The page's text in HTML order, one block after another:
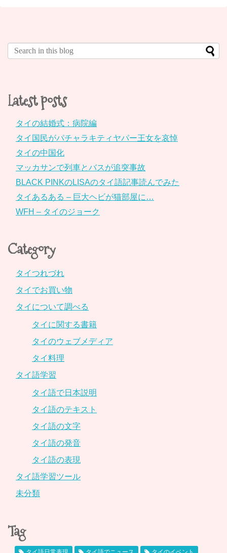
Latest posts
タイの結婚式：病院編
タイ国民がパチャラキティヤパー王女を哀悼
タイの中国化
マッカサンで列車とバスが追突事故
BLACK PINKのLISAのタイ語記事読んでみた
タイあるある – 巨大ヘビが猫部屋に…
WFH – タイのジョーク
Category
タイつれづれ
タイでお買い物
タイについて調べる
タイに関する書籍
タイのウェブメディア
タイ料理
タイ語学習
タイ語で日本説明
タイ語のテキスト
タイ語の文字
タイ語の発音
タイ語の表現
タイ語学習ツール
未分類
Tag